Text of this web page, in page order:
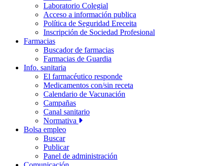
Laboratorio Colegial
Acceso a información publica
Política de Seguridad Ereceita
Inscripción de Sociedad Profesional
Farmacias
Buscador de farmacias
Farmacias de Guardia
Info. sanitaria
El farmacéutico responde
Medicamentos con/sin receta
Calendario de Vacunación
Campañas
Canal sanitario
Normativa
Bolsa empleo
Buscar
Publicar
Panel de administración